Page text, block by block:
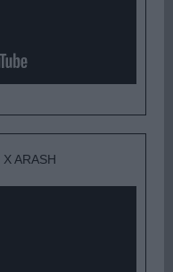
ARASH